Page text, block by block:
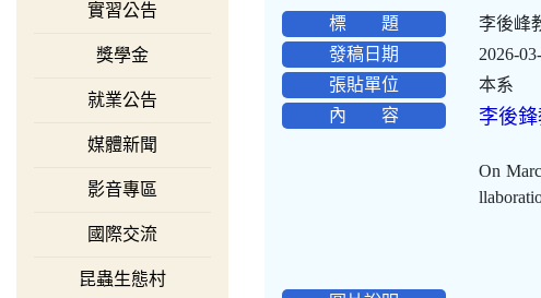
實習公告
獎學金
就業公告
媒體新聞
影音專區
國際交流
昆蟲生態村
標 題
李後峰
發稿日期
2026-
張貼單位
本系
內 容
李後
On